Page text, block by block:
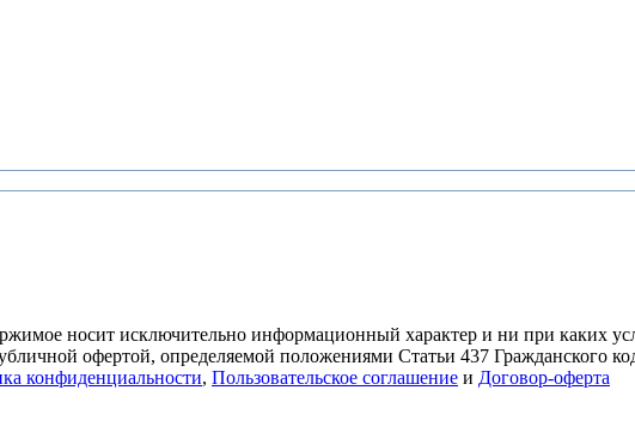
носит исключительно информационный характер и ни при каких
офертой, определяемой положениями Статьи 437 Гражданского
конфиденциальности, Пользовательское соглашение и Договор-оферта